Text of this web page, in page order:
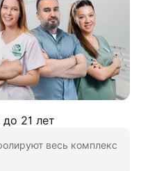
21 лет
весь комплекс